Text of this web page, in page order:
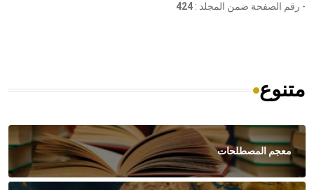
- رقم الصفحة ضمن المجلد : 424
متنوع
معجم المصطلحات